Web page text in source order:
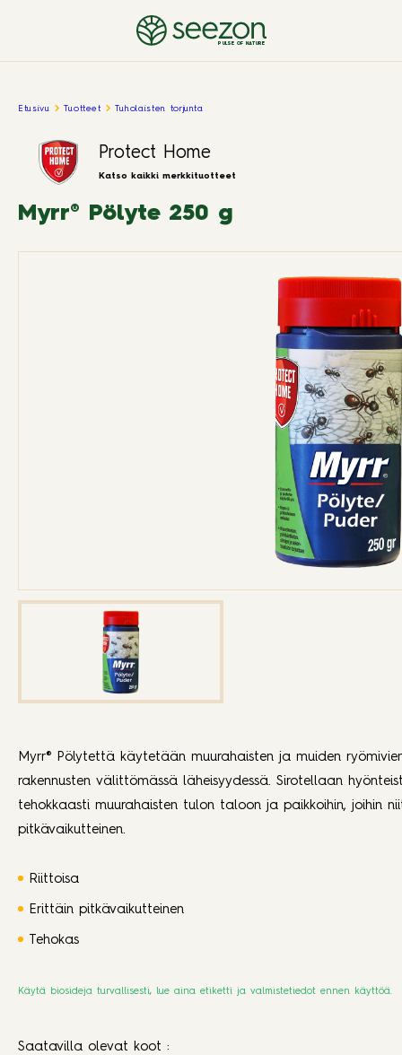
PULSE OF NATURE
Etusivu Tuotteet Tuholaisten torjunta
Protect Home
Katso kaikki merkkituotteet
Myrr® Pölyte 250 g
Myrr® Pölytettä käytetään muurahaisten ja muiden
rakennusten välittömässä läheisyydessä. Sirotellaan
tehokkaasti muurahaisten tulon taloon ja paikkoihin, joihin
pitkävaikutteinen.
Riittoisa
Erittäin pitkävaikutteinen
Tehokas
Käytä biosideja turvallisesti, lue aina etiketti ja valmistetiedot ennen käyttöä.
Saatavilla olevat koot :